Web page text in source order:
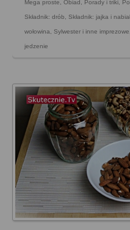
Mega proste Obiad Porady i triki
Składnik: drób Składnik: jajka i nabiał
wołowina Sylwester i inne imprezowe
jedzenie